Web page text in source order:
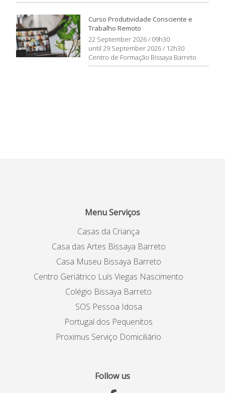
Curso Produtividade Consciente e
Trabalho Remoto
22 September 2026 / 09h30
until 29 September 2026 / 12h30
Centro de Formação Bissaya Barreto
Menu Serviços
Casas da Criança
Casa das Artes Bissaya Barreto
Casa Museu Bissaya Barreto
Centro Geriátrico Luís Viegas Nascimento
Colégio Bissaya Barreto
SOS Pessoa Idosa
Portugal dos Pequenitos
Proximus Serviço Domiciliário
Follow us